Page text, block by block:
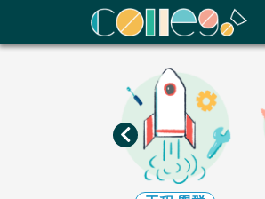
ColleGo! 大學選才與高中育